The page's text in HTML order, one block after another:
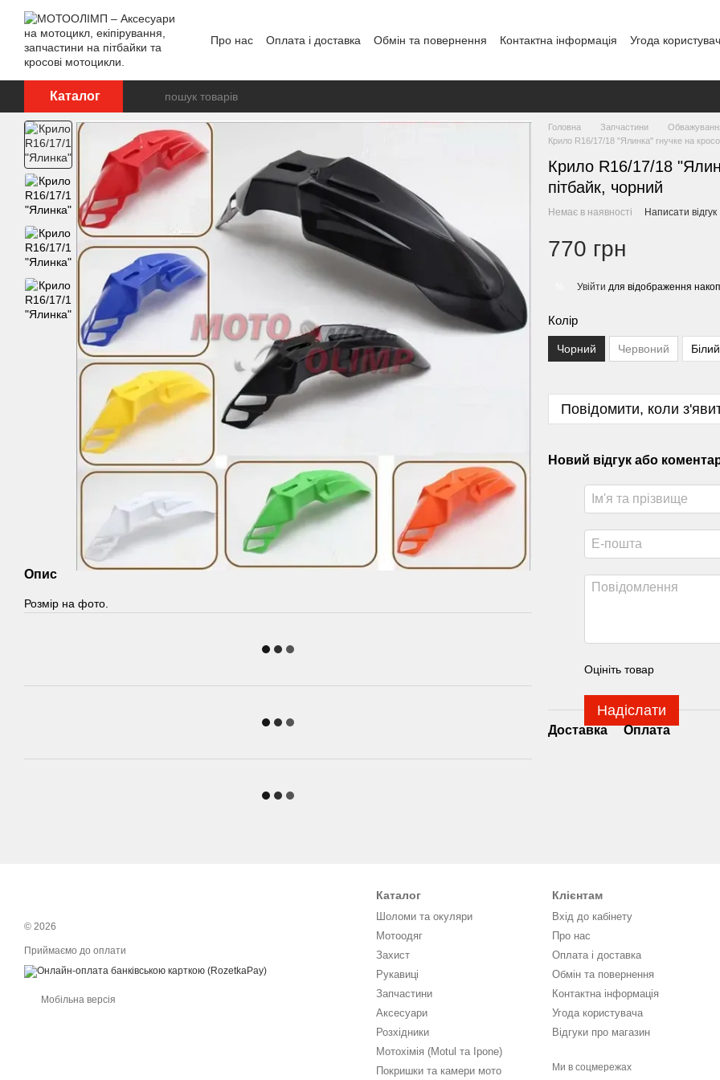
Перейти до основного контенту
Про нас Оплата і доставка Обмін та повернення Контактна інформація
Угода
Каталог
Опис
Розмір на фото.
Головна Запчастини
Крило R16/17/18 "Ялинка" гнучке на
Крило R16/17/18
пітбайк, чорний
Немає в наявності Написати відгук
770 грн
Увійти для відображення
Колір
Чорний Червоний Білий
Повідомити, коли
Новий відгук або
Оцініть товар
Надіслати
Доставка Оплата
© 2026
Приймаємо до оплати
Мобільна версія
Каталог
Шоломи та окуляри
Мотоодяг
Захист
Рукавиці
Запчастини
Аксесуари
Розхідники
Мотохімія (Motul та Ipone)
Покришки та камери мото
Клієнтам
Вхід до кабінету
Про нас
Оплата і доставка
Обмін та повернення
Контактна інформація
Угода користувача
Відгуки про магазин
Ми в соцмережах